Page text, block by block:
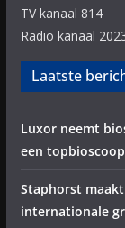
TV kanaal 814
Radio kanaal
Laatste
Luxor neemt
een
Staphorst
internationale